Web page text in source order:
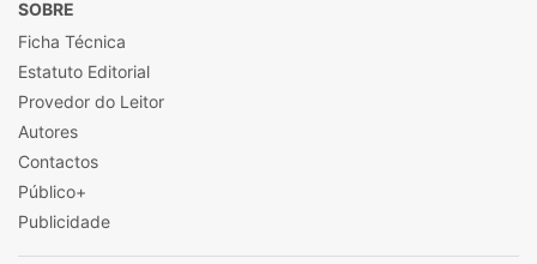
SOBRE
Ficha Técnica
Estatuto Editorial
Provedor do Leitor
Autores
Contactos
Público+
Publicidade